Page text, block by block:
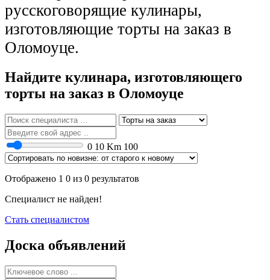
русскоговорящие кулинары,
изготовляющие торты на заказ в
Оломоуце.
Найдите кулинара, изготовляющего
торты на заказ в Оломоуце
0 10 Km 100
Отображено 1 0 из 0 результатов
Специалист не найден!
Стать специалистом
Доска объявлений